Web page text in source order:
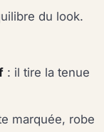
du look.
: il tire la tenue
marquée, robe